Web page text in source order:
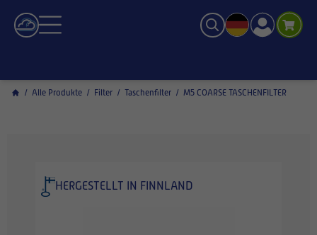
/ Alle Produkte / Filter / Taschenfilter / M5 COARSE TASCHENFILTER
HERGESTELLT IN FINNLAND